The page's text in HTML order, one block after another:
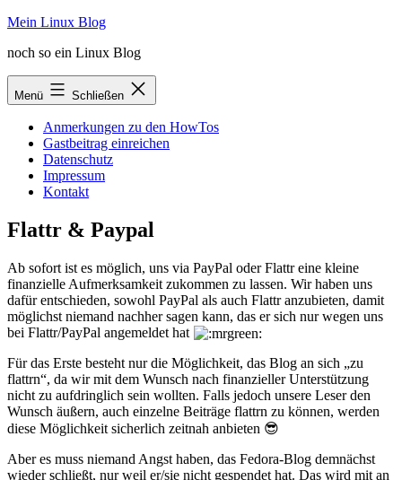
Zum
springen
Mein Linux Blog
noch so ein Linux Blog
Menü Schließen
Anmerkungen zu den HowTos
Gastbeitrag einreichen
Datenschutz
Impressum
Kontakt
Flattr & Paypal
Ab sofort ist es möglich, uns via PayPal oder Flattr eine kleine
finanzielle Aufmerksamkeit zukommen zu lassen. Wir haben uns
dafür entschieden, sowohl PayPal als auch Flattr anzubieten, damit
möglichst niemand nachher sagen kann, das er sich nur wegen uns
bei Flattr/PayPal angemeldet hat
Für das Erste besteht nur die Möglichkeit, das Blog an sich „zu
flattrn“, da wir mit dem Wunsch nach finanzieller Unterstützung
nicht zu aufdringlich sein wollten. Falls jedoch unsere Leser den
Wunsch äußern, auch einzelne Beiträge flattrn zu können, werden
diese Möglichkeit sicherlich zeitnah anbieten 😎
Aber es muss niemand Angst haben, das Fedora-Blog demnächst
wieder schließt, nur weil er/sie nicht gespendet hat. Das wird mit an